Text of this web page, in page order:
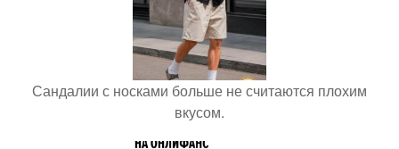
Сандалии с носками больше не считаются плохим
вкусом.